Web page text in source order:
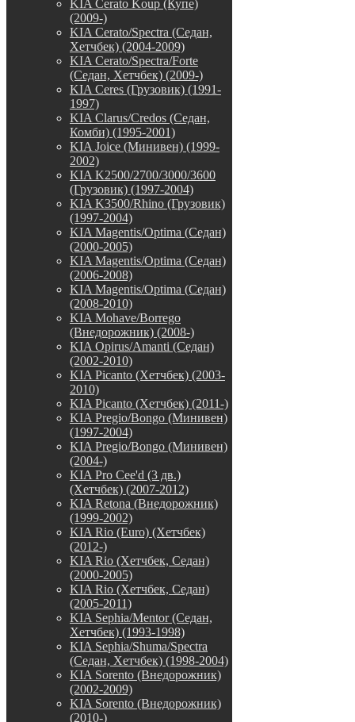
KIA Cerato Koup (Купе)
(2009-)
KIA Cerato/Spectra (Седан,
Хетчбек) (2004-2009)
KIA Cerato/Spectra/Forte
(Седан, Хетчбек) (2009-)
KIA Ceres (Грузовик) (1991-
1997)
KIA Clarus/Credos (Седан,
Комби) (1995-2001)
KIA Joice (Минивен) (1999-
2002)
KIA K2500/2700/3000/3600
(Грузовик) (1997-2004)
KIA K3500/Rhino (Грузовик)
(1997-2004)
KIA Magentis/Optima (Седан)
(2000-2005)
KIA Magentis/Optima (Седан)
(2006-2008)
KIA Magentis/Optima (Седан)
(2008-2010)
KIA Mohave/Borrego
(Внедорожник) (2008-)
KIA Opirus/Amanti (Седан)
(2002-2010)
KIA Picanto (Хетчбек) (2003-
2010)
KIA Picanto (Хетчбек) (2011-)
KIA Pregio/Bongo (Минивен)
(1997-2004)
KIA Pregio/Bongo (Минивен)
(2004-)
KIA Pro Cee'd (3 дв.)
(Хетчбек) (2007-2012)
KIA Retona (Внедорожник)
(1999-2002)
KIA Rio (Euro) (Хетчбек)
(2012-)
KIA Rio (Хетчбек, Седан)
(2000-2005)
KIA Rio (Хетчбек, Седан)
(2005-2011)
KIA Sephia/Mentor (Седан,
Хетчбек) (1993-1998)
KIA Sephia/Shuma/Spectra
(Седан, Хетчбек) (1998-2004)
KIA Sorento (Внедорожник)
(2002-2009)
KIA Sorento (Внедорожник)
(2010-)